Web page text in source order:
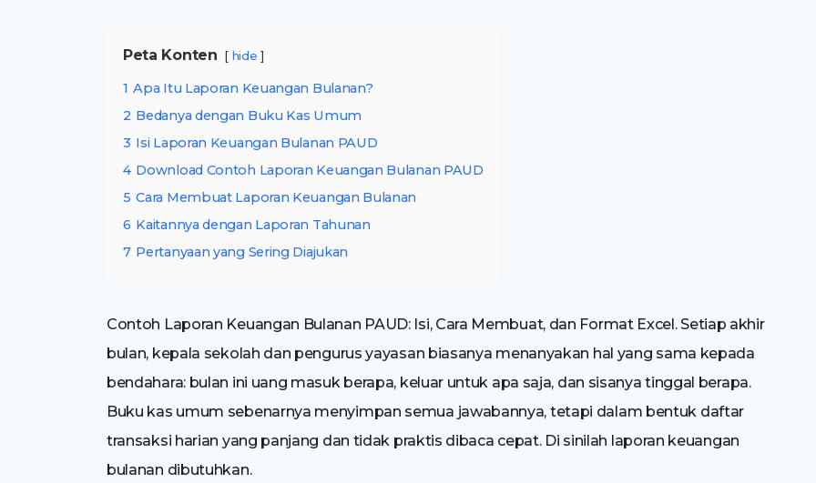
Peta Konten hide
1 Apa Itu Laporan Keuangan Bulanan?
2 Bedanya dengan Buku Kas Umum
3 Isi Laporan Keuangan Bulanan PAUD
4 Download Contoh Laporan Keuangan Bulanan PAUD
5 Cara Membuat Laporan Keuangan Bulanan
6 Kaitannya dengan Laporan Tahunan
7 Pertanyaan yang Sering Diajukan
Contoh Laporan Keuangan Bulanan PAUD: Isi, Cara Membuat, dan Format Excel. Setiap akhir
bulan, kepala sekolah dan pengurus yayasan biasanya menanyakan hal yang sama kepada
bendahara: bulan ini uang masuk berapa, keluar untuk apa saja, dan sisanya tinggal berapa.
Buku kas umum sebenarnya menyimpan semua jawabannya, tetapi dalam bentuk daftar
transaksi harian yang panjang dan tidak praktis dibaca cepat. Di sinilah laporan keuangan
bulanan dibutuhkan.